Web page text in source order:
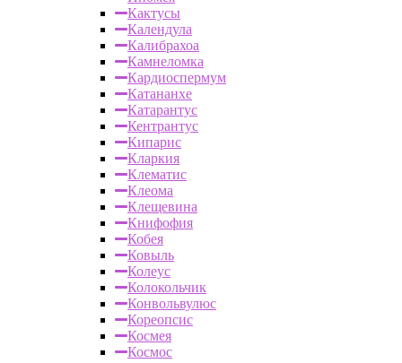
Кактусы
Календула
Калибрахоа
Камнеломка
Кардиоспермум
Катананхе
Катарантус
Кентрантус
Кипарис
Кларкия
Клематис
Клеома
Клещевина
Книфофия
Кобея
Ковыль
Колеус
Колокольчик
Конвольвулюс
Кореопсис
Космея
Космос